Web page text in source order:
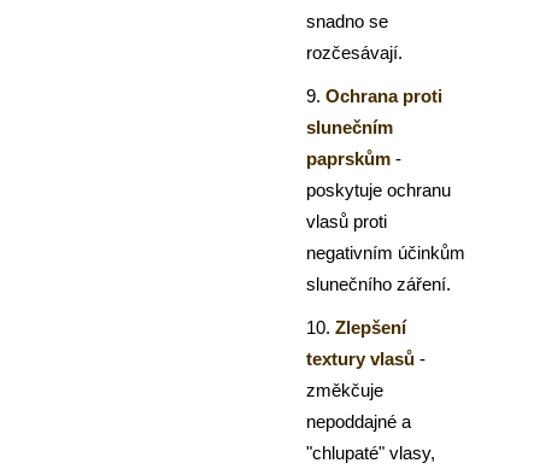
snadno se
rozčesávají.
9. Ochrana proti
slunečním
paprskům -
poskytuje ochranu
vlasů proti
negativním účinkům
slunečního záření.
10. Zlepšení
textury vlasů -
změkčuje
nepoddajné a
"chlupaté" vlasy,